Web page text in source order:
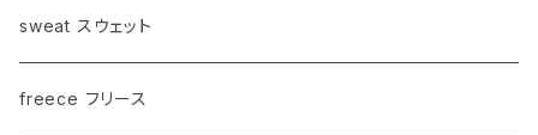
sweat スウェット
freece フリース